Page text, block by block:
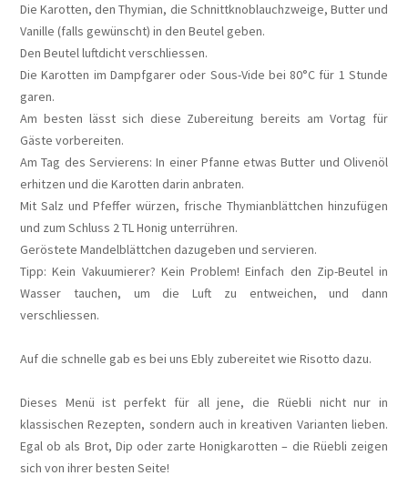
Die Karotten, den Thymian, die Schnittknoblauchzweige, Butter und
Vanille (falls gewünscht) in den Beutel geben.
Den Beutel luftdicht verschliessen.
Die Karotten im Dampfgarer oder Sous-Vide bei 80°C für 1 Stunde
garen.
Am besten lässt sich diese Zubereitung bereits am Vortag für
Gäste vorbereiten.
Am Tag des Servierens: In einer Pfanne etwas Butter und Olivenöl
erhitzen und die Karotten darin anbraten.
Mit Salz und Pfeffer würzen, frische Thymianblättchen hinzufügen
und zum Schluss 2 TL Honig unterrühren.
Geröstete Mandelblättchen dazugeben und servieren.
Tipp: Kein Vakuumierer? Kein Problem! Einfach den Zip-Beutel in
Wasser tauchen, um die Luft zu entweichen, und dann
verschliessen.
Auf die schnelle gab es bei uns Ebly zubereitet wie Risotto dazu.
Dieses Menü ist perfekt für all jene, die Rüebli nicht nur in
klassischen Rezepten, sondern auch in kreativen Varianten lieben.
Egal ob als Brot, Dip oder zarte Honigkarotten – die Rüebli zeigen
sich von ihrer besten Seite!